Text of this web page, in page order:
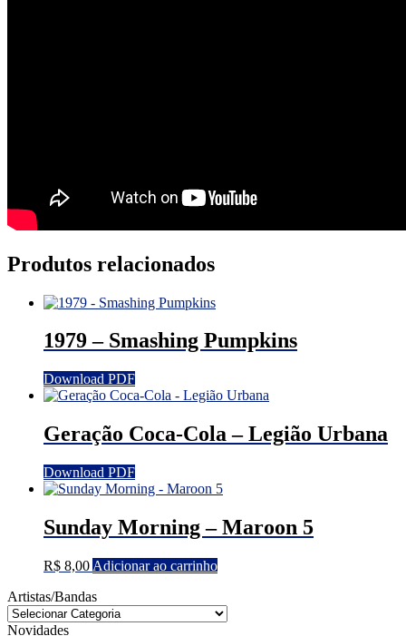
Produtos relacionados
1979 – Smashing Pumpkins
Download PDF
Geração Coca-Cola – Legião Urbana
Download PDF
Sunday Morning – Maroon 5
R$ 8,00 Adicionar ao carrinho
Artistas/Bandas
Novidades